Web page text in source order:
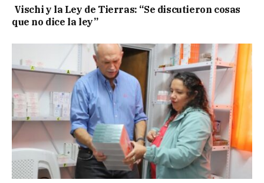
Vischi y la Ley de Tierras: “Se discutieron cosas
que no dice la ley”